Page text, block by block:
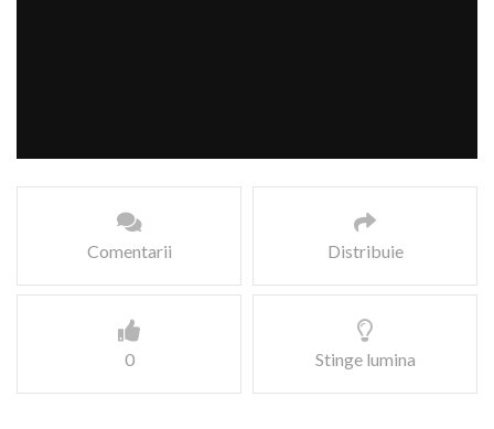
Comentarii Distribuie
0 Stinge lumina